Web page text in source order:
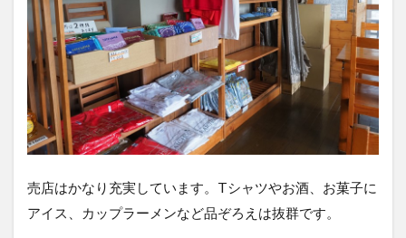
売店はかなり充実しています。Tシャツやお酒、お菓子に
アイス、カップラーメンなど品ぞろえは抜群です。